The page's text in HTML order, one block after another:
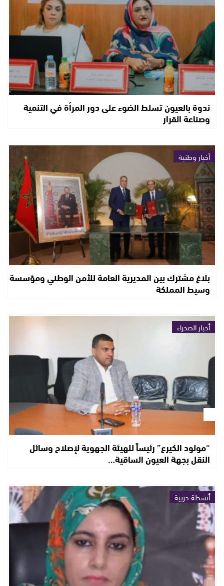
ندوة بالعيون تسلط الضوء على دور المرأة في التنمية
وصناعة القرار
أخبار وطنية
بلاغ مشترك بين المديرية العامة للأمن الوطني ومؤسسة
وسيط المملكة
أخبار الصحراء
“مولود الكيرع” رئيساً للهيئة الجهوية لإصلاح وسائل
النقل بجهة العيون الساقية…
أنشطة حزبية